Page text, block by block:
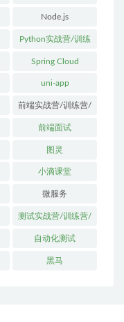
Node.js
Python实战营/训练
营/体系课
Spring Cloud
uni-app
前端实战营/训练营/
体系课
前端面试
图灵
小滴课堂
微服务
测试实战营/训练营/
体系课
自动化测试
黑马